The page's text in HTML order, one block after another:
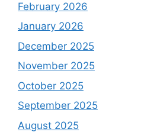
February 2026
January 2026
December 2025
November 2025
October 2025
September 2025
August 2025